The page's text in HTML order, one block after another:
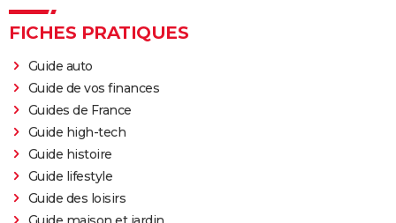
FICHES PRATIQUES
Guide auto
Guide de vos finances
Guides de France
Guide high-tech
Guide histoire
Guide lifestyle
Guide des loisirs